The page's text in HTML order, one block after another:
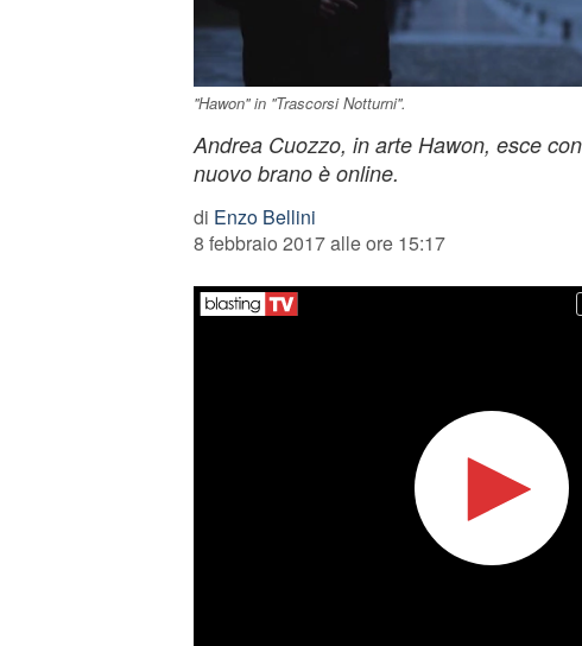
''Hawon'' in ''Trascorsi Notturni''.
Andrea Cuozzo, in arte Hawon, esce
nuovo brano è online.
di Enzo Bellini
8 febbraio 2017 alle ore 15:17